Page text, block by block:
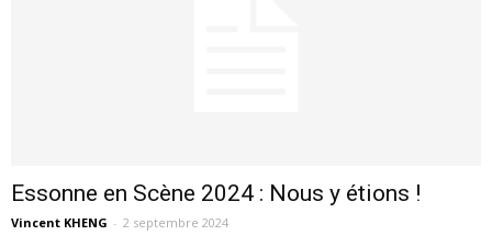
Essonne en Scène 2024 : Nous y étions !
Vincent KHENG - 2 septembre 2024